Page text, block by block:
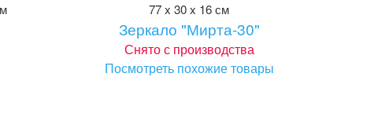
77 x 30 x 16 см
Зеркало "Мирта-30"
Снято с производства
Посмотреть похожие товары